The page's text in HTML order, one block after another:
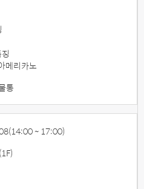
메리카노
통
(14:00 ~ 17:00)